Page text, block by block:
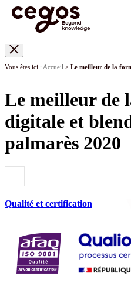
Vous êtes ici : Accueil > Le meilleur de la
Le meilleur de
digitale et
palmarès 2020
Qualité et certification